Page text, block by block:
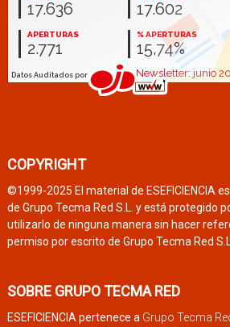
COPYRIGHT
©1999-2025 El material de ESEFICIENCIA
de Grupo Tecma Red S.L. y está protegido
utilizarlo de ninguna manera sin hacer
permiso por escrito de Grupo Tecma Red
SOBRE GRUPO TECMA RED
ESEFICIENCIA pertenece a Grupo Tecma